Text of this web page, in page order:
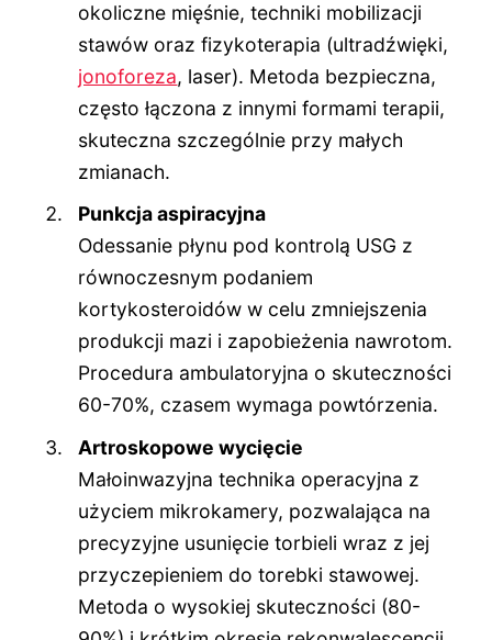
okoliczne mięśnie, techniki mobilizacji
stawów oraz fizykoterapia (ultradźwięki,
jonoforeza, laser). Metoda bezpieczna,
często łączona z innymi formami terapii,
skuteczna szczególnie przy małych
zmianach.
Punkcja aspiracyjna
Odessanie płynu pod kontrolą USG z
równoczesnym podaniem
kortykosteroidów w celu zmniejszenia
produkcji mazi i zapobieżenia nawrotom.
Procedura ambulatoryjna o skuteczności
60-70%, czasem wymaga powtórzenia.
Artroskopowe wycięcie
Małoinwazyjna technika operacyjna z
użyciem mikrokamery, pozwalająca na
precyzyjne usunięcie torbieli wraz z jej
przyczepieniem do torebki stawowej.
Metoda o wysokiej skuteczności (80-